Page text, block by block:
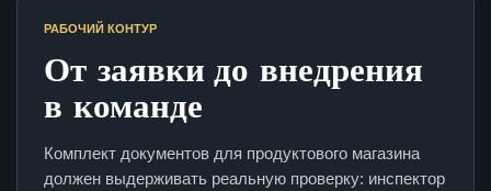
РАБОЧИЙ КОНТУР
От заявки до внедрения
в команде
Комплект документов для продуктового магазина
должен выдерживать реальную проверку: инспектор